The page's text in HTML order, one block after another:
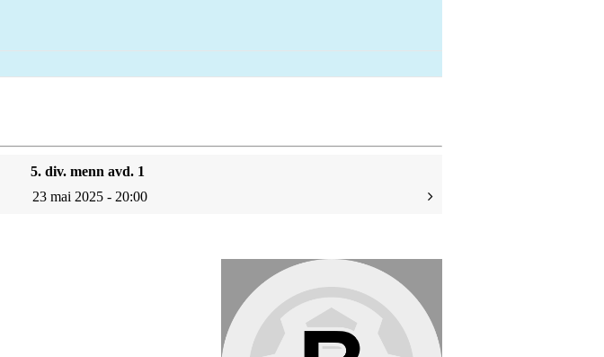
5. div. menn avd. 1
23 mai 2025 - 20:00